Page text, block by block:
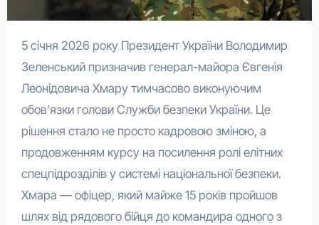
5 січня 2026 року Президент України Володимир
Зеленський призначив генерал-майора Євгенія
Леонідовича Хмару тимчасово виконуючим
обов’язки голови Служби безпеки України. Це
рішення стало не просто кадровою зміною, а
продовженням курсу на посилення ролі елітних
спецпідрозділів у системі національної безпеки.
Хмара — офіцер, який майже 15 років пройшов
шлях від рядового бійця до командира одного з